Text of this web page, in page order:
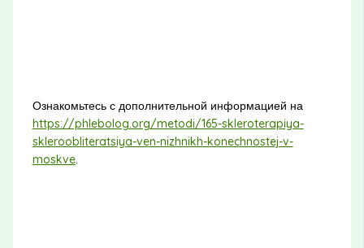
Ознакомьтесь с дополнительной информацией на
https://phlebolog.org/metodi/165-skleroterapiya-
skleroobliteratsiya-ven-nizhnikh-konechnostej-v-
moskve.